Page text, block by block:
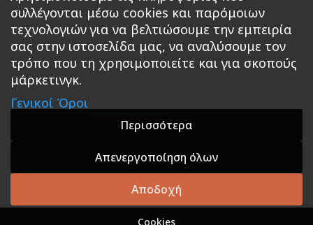
Κεντρική Βιβλία
Roleplaying Games Ψυχαγωγία Εκδόσεις Βάρδος
Σε Προσφορά
A theme by GradientThemes - A theme by Gradient
Themes
συλλέγονται μέσω cookies και παρόμοιων
τεχνολογιών για να βελτιώσουμε την εμπειρία
σας στην ιστοσελίδα μας, να αναλύσουμε τον
τρόπο που τη χρησιμοποιείτε και για σκοπούς
μάρκετινγκ.
Γενικοί Όροι
Περισσότερα
Απενεργοποίηση όλων
Αποδοχή
Cookies